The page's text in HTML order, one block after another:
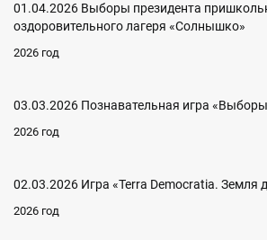
01.04.2026 Выборы президента
оздоровительного лагеря «Солнышко»
2026 год
03.03.2026 Познавательная игра
2026 год
02.03.2026 Игра «Terra Democratia. Земля
2026 год